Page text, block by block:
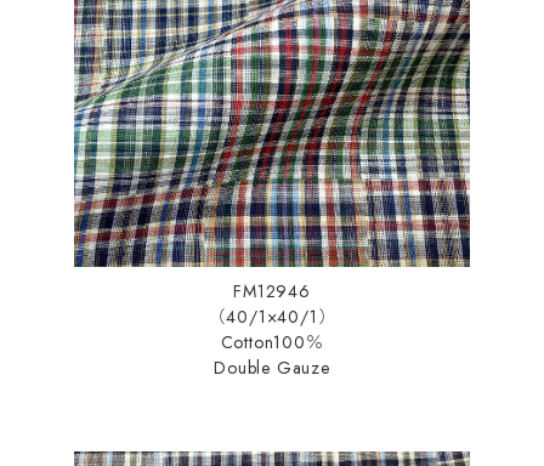
FM12946
（40/1×40/1）
Cotton100％
Double Gauze